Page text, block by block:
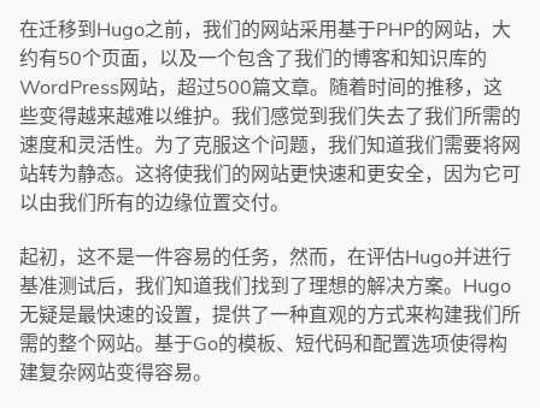
在迁移到Hugo之前，我们的网站采用基于PHP的网站，大
约有50个页面，以及一个包含了我们的博客和知识库的
WordPress网站，超过500篇文章。随着时间的推移，这
些变得越来越难以维护。我们感觉到我们失去了我们所需的
速度和灵活性。为了克服这个问题，我们知道我们需要将网
站转为静态。这将使我们的网站更快速和更安全，因为它可
以由我们所有的边缘位置交付。
起初，这不是一件容易的任务，然而，在评估Hugo并进行
基准测试后，我们知道我们找到了理想的解决方案。Hugo
无疑是最快速的设置，提供了一种直观的方式来构建我们所
需的整个网站。基于Go的模板、短代码和配置选项使得构
建复杂网站变得容易。